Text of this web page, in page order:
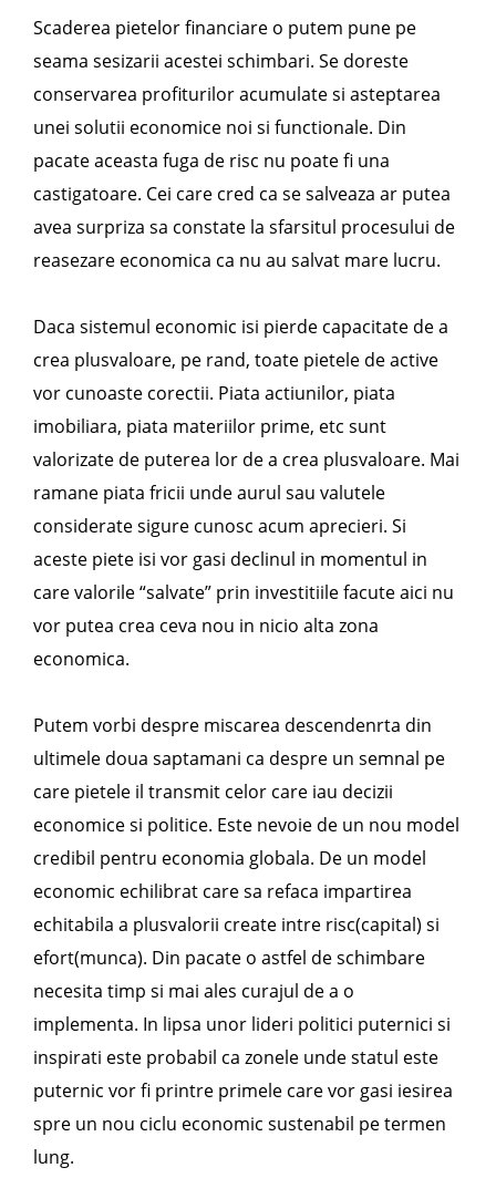
Scaderea pietelor financiare o putem pune pe
seama sesizarii acestei schimbari. Se doreste
conservarea profiturilor acumulate si asteptarea
unei solutii economice noi si functionale. Din
pacate aceasta fuga de risc nu poate fi una
castigatoare. Cei care cred ca se salveaza ar putea
avea surpriza sa constate la sfarsitul procesului de
reasezare economica ca nu au salvat mare lucru.
Daca sistemul economic isi pierde capacitate de a
crea plusvaloare, pe rand, toate pietele de active
vor cunoaste corectii. Piata actiunilor, piata
imobiliara, piata materiilor prime, etc sunt
valorizate de puterea lor de a crea plusvaloare. Mai
ramane piata fricii unde aurul sau valutele
considerate sigure cunosc acum aprecieri. Si
aceste piete isi vor gasi declinul in momentul in
care valorile “salvate” prin investitiile facute aici nu
vor putea crea ceva nou in nicio alta zona
economica.
Putem vorbi despre miscarea descendenrta din
ultimele doua saptamani ca despre un semnal pe
care pietele il transmit celor care iau decizii
economice si politice. Este nevoie de un nou model
credibil pentru economia globala. De un model
economic echilibrat care sa refaca impartirea
echitabila a plusvalorii create intre risc(capital) si
efort(munca). Din pacate o astfel de schimbare
necesita timp si mai ales curajul de a o
implementa. In lipsa unor lideri politici puternici si
inspirati este probabil ca zonele unde statul este
puternic vor fi printre primele care vor gasi iesirea
spre un nou ciclu economic sustenabil pe termen
lung.